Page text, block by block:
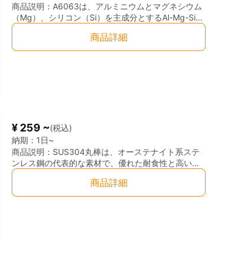
下でも安定した性能を維持します。特に、屋外や海
洋環境での使用にも耐えることができます。 ◎優れ
た加工性： 加工が非常にしやすく、切削、曲げ、溶
接、研磨が簡単に行えます。精密な寸法に仕上げる
ことができ、製造コストの削減にも寄与します。 ◎
≦0.10％
商品説明： A6063は、アルミニウムとマグネシウム
（Mg）、シリコン（Si）を主成分とするAl-Mg-Si系
のアルミ合金で、押出成形性に優れた素材です。軽
量でありながら適度な強度と耐食性を持ち、美観に
優れることから建築用材や装飾用途に広く使用され
性：強度と軽さのバランスが良く、輸送機器や建築
用途に適している。
商品詳細
％ P
¥ 259 ~(税込)
納期： 1日~
商品説明： SUS304丸棒は、オーステナイト系ステ
ンレス鋼の代表的な素材で、優れた耐食性と高い加
工性を持つ丸棒です。特に機械加工において優れた
性能を発揮し、精密部品や複雑な形状の部品製造に
最適です。SUS304は硫黄を添加しているため、切
商品詳細